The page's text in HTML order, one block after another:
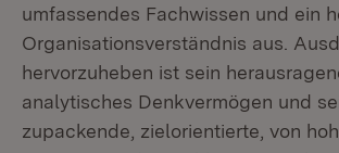
umfassendes Fachwissen und ein
Organisationsverständnis aus.
hervorzuheben ist sein
analytisches Denkvermögen und
zupackende, zielorientierte, von